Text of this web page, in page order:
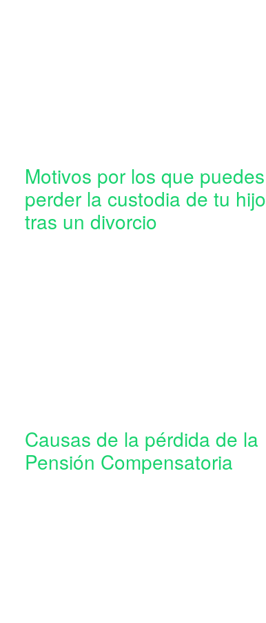
Motivos por los que puedes
perder la custodia de tu hijo
tras un divorcio
Causas de la pérdida de la
Pensión Compensatoria